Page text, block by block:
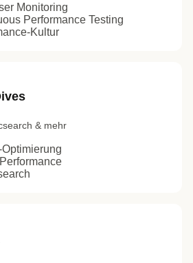
Monitoring
Performance Testing
Kultur
& mehr